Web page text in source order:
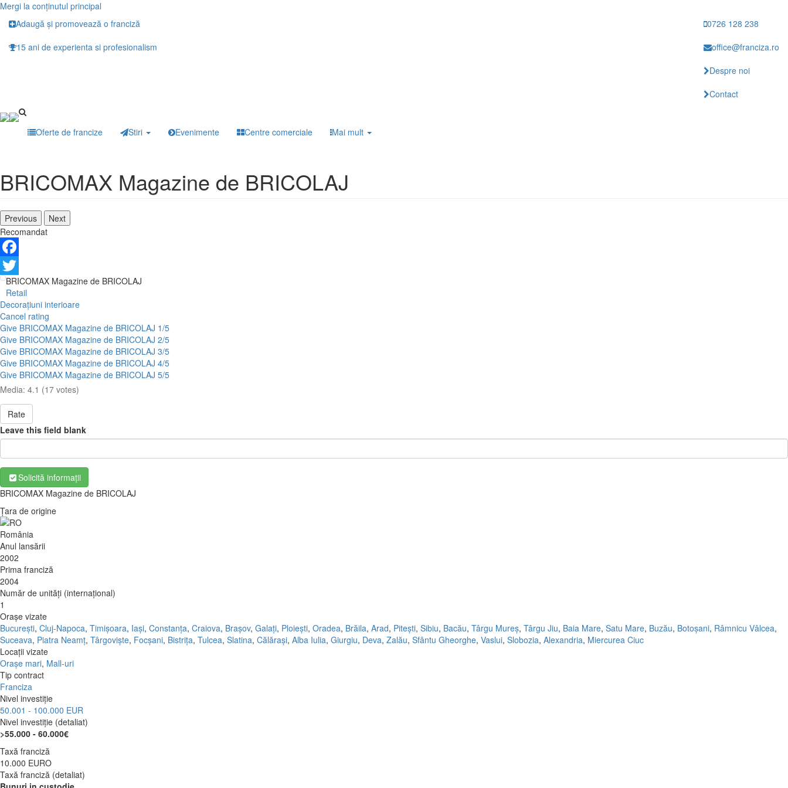
Mergi la conţinutul principal
Adaugă și promovează o franciză
15 ani de experienta si profesionalism
0726 128 238
office@franciza.ro
Despre noi
Contact
Oferte de francize Stiri Evenimente Centre comerciale Mai mult
BRICOMAX Magazine de BRICOLAJ
Previous
Next
Recomandat
Facebook
Twitter
BRICOMAX Magazine de BRICOLAJ
Retail
Decorațiuni interioare
Cancel rating
Give BRICOMAX Magazine de BRICOLAJ 1/5
Give BRICOMAX Magazine de BRICOLAJ 2/5
Give BRICOMAX Magazine de BRICOLAJ 3/5
Give BRICOMAX Magazine de BRICOLAJ 4/5
Give BRICOMAX Magazine de BRICOLAJ 5/5
Media: 4.1 (17 votes)
Rate
Leave this field blank
Solicită informații
BRICOMAX Magazine de BRICOLAJ
Țara de origine
România
Anul lansării
2002
Prima franciză
2004
Număr de unități (internațional)
1
Orașe vizate
București, Cluj-Napoca, Timișoara, Iași, Constanța, Craiova, Brașov, Galați, Ploiești, Oradea, Brăila, Arad, Pitești, Sibiu, Bacău, Târgu Mureș, Târgu Jiu, Baia Mare, Satu Mare, Buzău, Botoșani, Râmnicu Vâlcea,
Suceava, Piatra Neamț, Târgoviște, Focșani, Bistrița, Tulcea, Slatina, Călărași, Alba Iulia, Giurgiu, Deva, Zalău, Sfântu Gheorghe, Vaslui, Slobozia, Alexandria, Miercurea Ciuc
Locații vizate
Orașe mari, Mall-uri
Tip contract
Franciza
Nivel investiție
50.001 - 100.000 EUR
Nivel investiție (detaliat)
>55.000 - 60.000€
Taxă franciză
10.000 EURO
Taxă franciză (detaliat)